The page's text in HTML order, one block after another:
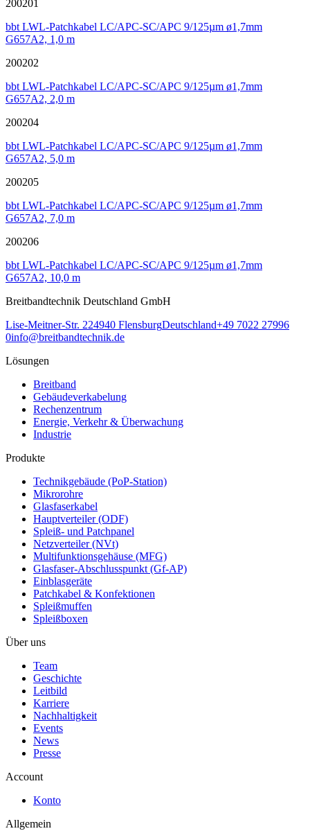
200201
bbt LWL-Patchkabel LC/APC-SC/APC 9/125µm ø1,7mm
G657A2, 1,0 m
200202
bbt LWL-Patchkabel LC/APC-SC/APC 9/125µm ø1,7mm
G657A2, 2,0 m
200204
bbt LWL-Patchkabel LC/APC-SC/APC 9/125µm ø1,7mm
G657A2, 5,0 m
200205
bbt LWL-Patchkabel LC/APC-SC/APC 9/125µm ø1,7mm
G657A2, 7,0 m
200206
bbt LWL-Patchkabel LC/APC-SC/APC 9/125µm ø1,7mm
G657A2, 10,0 m
Breitbandtechnik Deutschland GmbH
Lise-Meitner-Str. 224940 FlensburgDeutschland+49 7022 27996
0info@breitbandtechnik.de
Lösungen
Breitband
Gebäudeverkabelung
Rechenzentrum
Energie, Verkehr & Überwachung
Industrie
Produkte
Technikgebäude (PoP-Station)
Mikrorohre
Glasfaserkabel
Hauptverteiler (ODF)
Spleiß- und Patchpanel
Netzverteiler (NVt)
Multifunktionsgehäuse (MFG)
Glasfaser-Abschlusspunkt (Gf-AP)
Einblasgeräte
Patchkabel & Konfektionen
Spleißmuffen
Spleißboxen
Über uns
Team
Geschichte
Leitbild
Karriere
Nachhaltigkeit
Events
News
Presse
Account
Konto
Allgemein